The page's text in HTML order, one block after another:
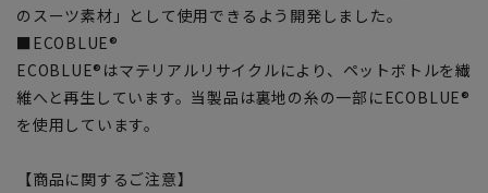
のスーツ素材」として使用できるよう開発しました。
■ECOBLUE®
ECOBLUE®はマテリアルリサイクルにより、ペットボトルを繊
維へと再生しています。当製品は裏地の糸の一部にECOBLUE®
を使用しています。
【商品に関するご注意】